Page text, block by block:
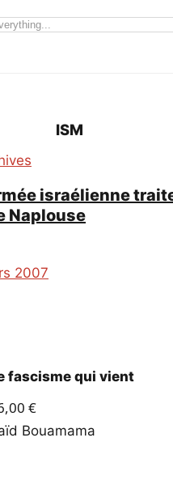
ISM
israélienne
Naplouse
2007
fascisme qui vient
€
Bouamama